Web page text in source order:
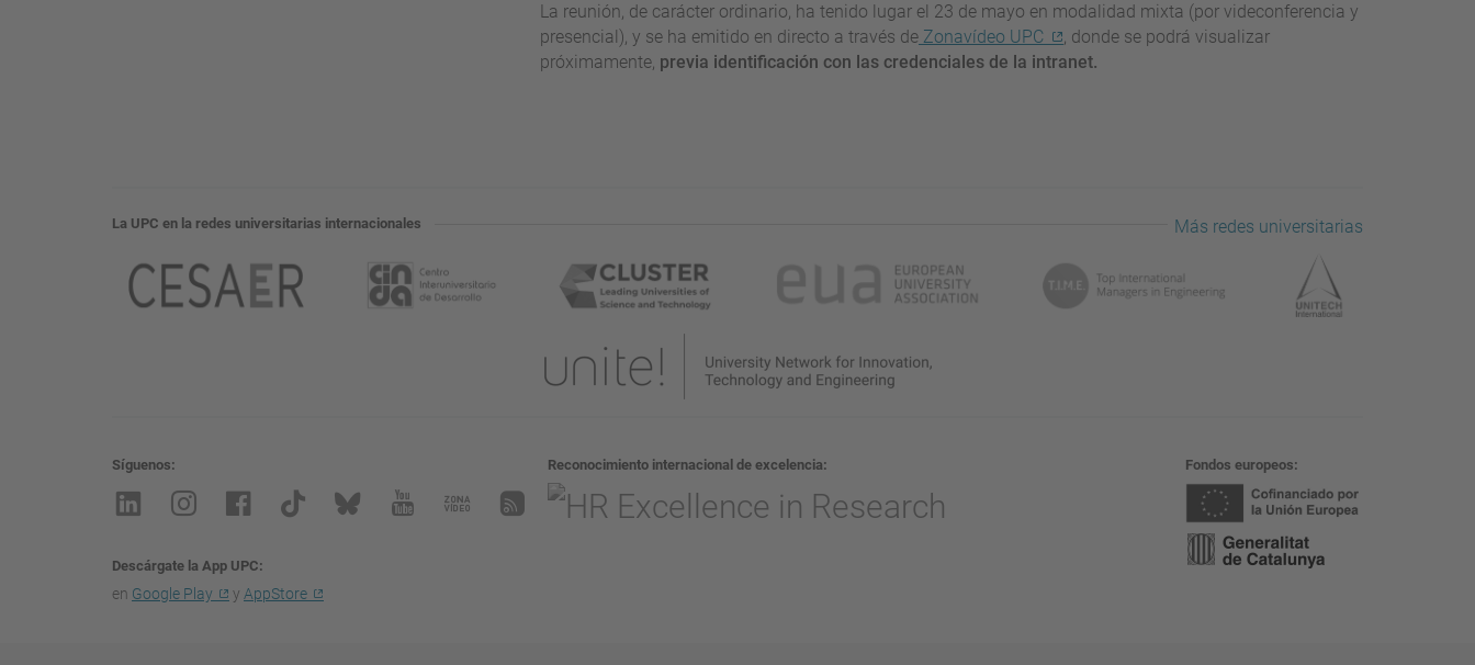
La reunión, de carácter ordinario, ha tenido lugar el 23 de mayo en modalidad mixta (por videconferencia y
presencial), y se ha emitido en directo a través deZonavídeo UPC
, donde se podrá visualizar
próximamente, previa identificación con las credenciales de la intranet.
La UPC en la redes universitarias internacionales Más redes universitarias
Síguenos
Descárgate la App UPC
en Google Play y AppStore
Reconocimiento internacional de excelencia Fondos europeos